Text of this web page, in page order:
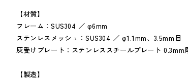
【材質】
フレーム：SUS304 ／ φ6mm
ステンレスメッシュ：SUS304 ／ φ1.1mm、3.5mm目
灰受けプレート：ステンレススチールプレート 0.3mm
【製造】